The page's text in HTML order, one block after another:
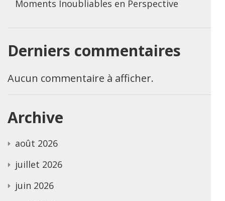
Moments Inoubliables en Perspective
Derniers commentaires
Aucun commentaire à afficher.
Archive
août 2026
juillet 2026
juin 2026